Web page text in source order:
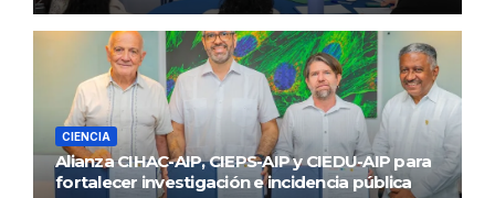
CIENCIA
Alianza CIHAC-AIP, CIEPS-AIP y CIEDU-AIP para
fortalecer investigación e incidencia pública